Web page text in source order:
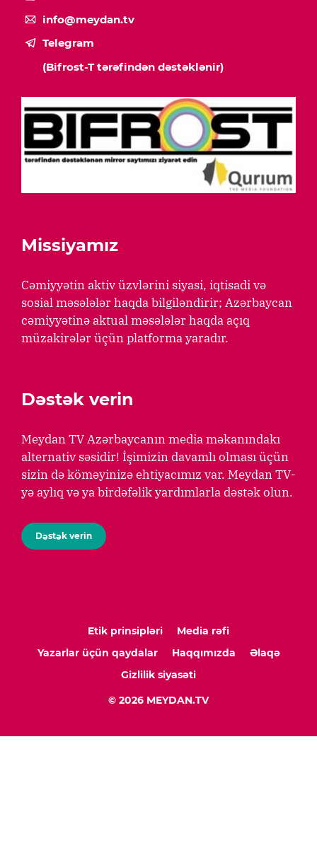
info@meydan.tv
Telegram
(Bifrost-T tərəfindən dəstəklənir)
Missiyamız
Cəmiyyətin aktiv üzvlərini siyasi, iqtisadi və
sosial məsələlər haqda bilgiləndirir; Azərbaycan
cəmiyyətinə aktual məsələlər haqda açıq
müzakirələr üçün platforma yaradır.
Dəstək verin
Meydan TV Azərbaycanın media məkanındakı
alternativ səsidir! İşimizin davamlı olması üçün
sizin də köməyinizə ehtiyacımız var. Meydan TV-
yə aylıq və ya birdəfəlik yardımlarla dəstək olun.
Dəstək verin
Etik prinsipləri
Media rəfi
Yazarlar üçün qaydalar
Haqqımızda
Əlaqə
Gizlilik siyasəti
© 2026 MEYDAN.TV